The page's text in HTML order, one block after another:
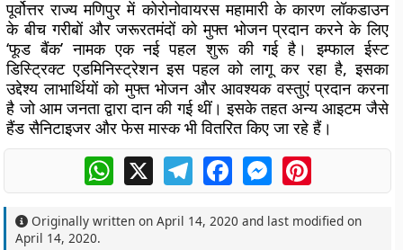
पूर्वोत्तर राज्य मणिपुर में कोरोनोवायरस महामारी के कारण लॉकडाउन
के बीच गरीबों और जरूरतमंदों को मुफ्त भोजन प्रदान करने के लिए
‘फूड बैंक’ नामक एक नई पहल शुरू की गई है। इम्फाल ईस्ट
डिस्ट्रिक्ट एडमिनिस्ट्रेशन इस पहल को लागू कर रहा है, इसका
उद्देश्य लाभार्थियों को मुफ्त भोजन और आवश्यक वस्तुएं प्रदान करना
है जो आम जनता द्वारा दान की गई थीं। इसके तहत अन्य आइटम जैसे
हैंड सैनिटाइजर और फेस मास्क भी वितरित किए जा रहे हैं।
WhatsApp
X TelegramFacebookMessengerPinterest
Originally written onApril 14, 2020 and last modified on
April 14, 2020.